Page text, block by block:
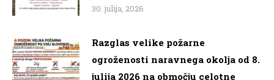
30. julija, 2026
Razglas velike požarne
ogroženosti naravnega okolja od 8.
julija 2026 na območju celotne